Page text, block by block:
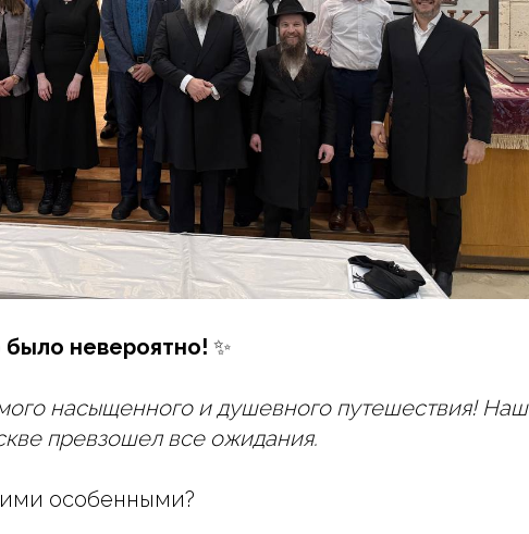
было невероятно! ✨
насыщенного и душевного путешествия! Наш
превзошел все ожидания.
особенными?